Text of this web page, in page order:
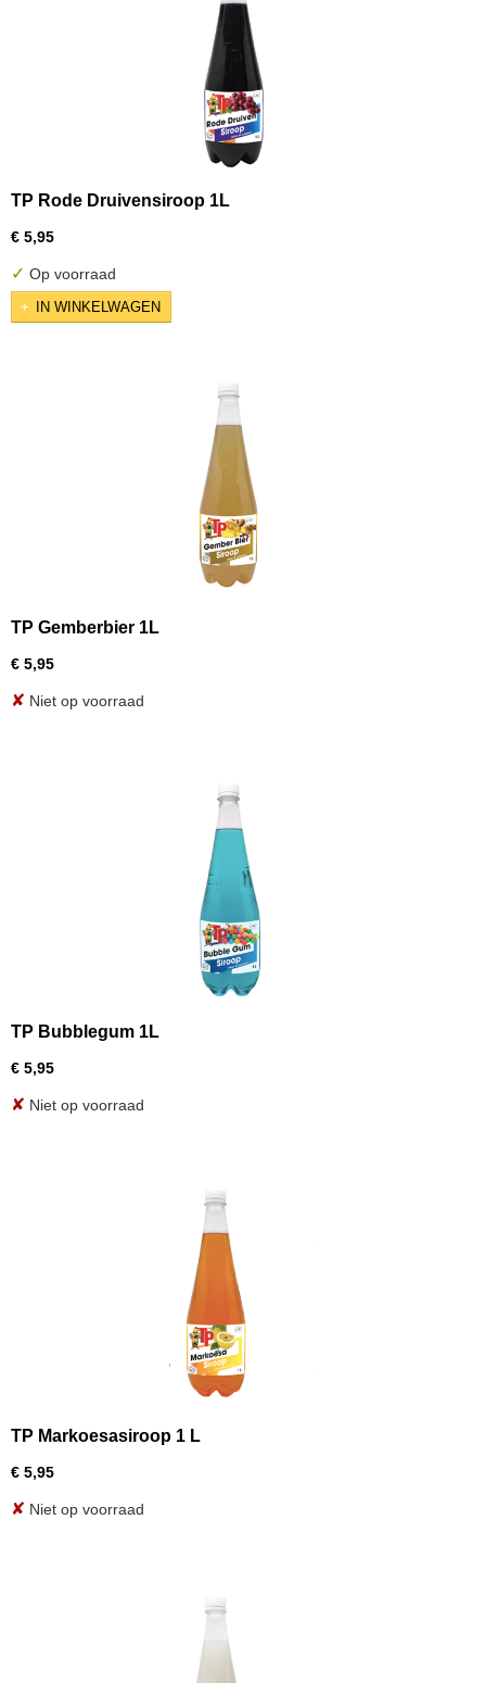
TP Rode Druivensiroop 1L
€ 5,95
✓ Op voorraad
IN WINKELWAGEN
TP Gemberbier 1L
€ 5,95
✘ Niet op voorraad
TP Bubblegum 1L
€ 5,95
✘ Niet op voorraad
TP Markoesasiroop 1 L
€ 5,95
✘ Niet op voorraad